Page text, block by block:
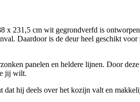
x 231,5 cm wit gegrondverfd is
Daardoor is de deur heel geschikt
panelen en heldere lijnen. Door
jij wilt.
dat hij deels over het kozijn valt en